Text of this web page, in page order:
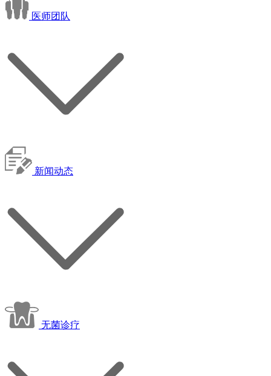
医师团队
新闻动态
无菌诊疗